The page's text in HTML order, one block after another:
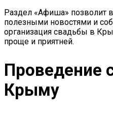
Раздел «Афиша» позволит
полезными новостями и
организация свадьбы в
проще и приятней.
Проведение
Крыму